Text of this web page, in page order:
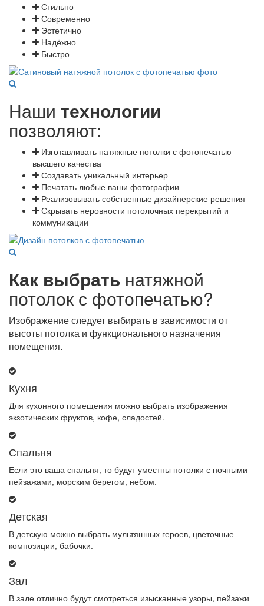
Стильно
Современно
Эстетично
Надёжно
Быстро
Наши технологии
позволяют:
Изготавливать натяжные потолки с фотопечатью
высшего качества
Создавать уникальный интерьер
Печатать любые ваши фотографии
Реализовывать собственные дизайнерские решения
Скрывать неровности потолочных перекрытий и
коммуникации
Как выбрать натяжной
потолок с фотопечатью?
Изображение следует выбирать в зависимости от
высоты потолка и функционального назначения
помещения.
Кухня
Для кухонного помещения можно выбрать изображения
экзотических фруктов, кофе, сладостей.
Спальня
Если это ваша спальня, то будут уместны потолки с ночными
пейзажами, морским берегом, небом.
Детская
В детскую можно выбрать мультяшных героев, цветочные
композиции, бабочки.
Зал
В зале отлично будут смотреться изысканные узоры, пейзажи